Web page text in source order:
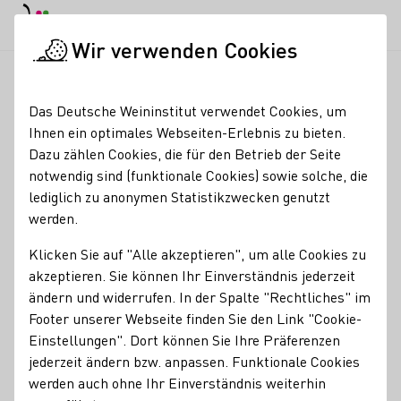
Weinmenü /
Restaurante La Grotta &
Weingut Künstler
Registrierung erforderlich
Im Ristorante La Grotta treffen italienische Kochkunst und
feinste Tropfen vom Weingut Künstler zusammen.
Winzer Gunter Künstler führt Sie durch seine Welt
außergewöhnlicher Rheingauer Weine – passend zu jedem
Gang ein Geschmackserlebnis.
Wir verwenden Cookies
Das Deutsche Weininstitut verwendet Cookies, um
Ihnen ein optimales Webseiten-Erlebnis zu bieten.
Dazu zählen Cookies, die für den Betrieb der Seite
notwendig sind (funktionale Cookies) sowie solche, die
lediglich zu anonymen Statistikzwecken genutzt
werden.
Klicken Sie auf "Alle akzeptieren", um alle Cookies zu
akzeptieren. Sie können Ihr Einverständnis jederzeit
ändern und widerrufen. In der Spalte "Rechtliches" im
Footer unserer Webseite finden Sie den Link "Cookie-
Einstellungen". Dort können Sie Ihre Präferenzen
jederzeit ändern bzw. anpassen. Funktionale Cookies
werden auch ohne Ihr Einverständnis weiterhin